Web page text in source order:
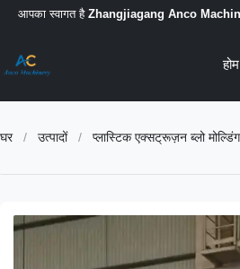
आपका स्वागत है Zhangjiagang Anco
होम
घर / उत्पादों / प्लास्टिक एक्सट्रूज़न ब्लो